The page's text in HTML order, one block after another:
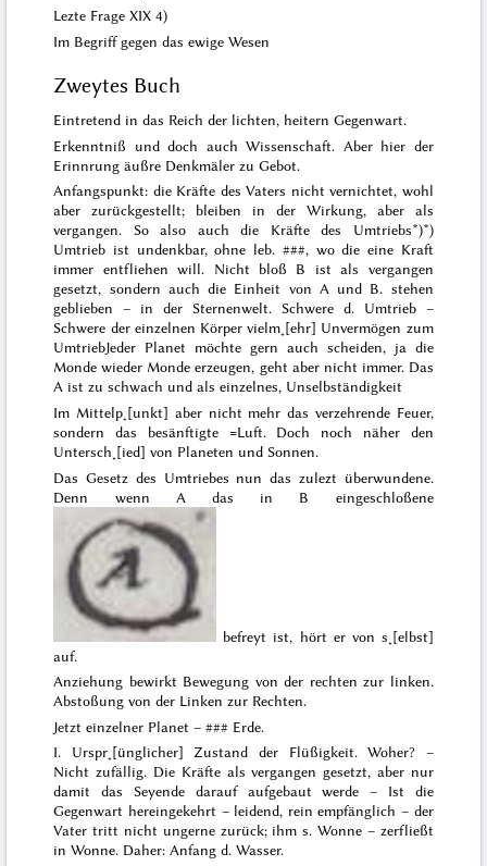
Lezte Frage XIX 4)
Im Begriff gegen das ewige Wesen
Zweytes Buch
Eintretend in das Reich der lichten, heitern Gegenwart.
Erkenntniß und doch auch Wissenschaft. Aber hier der
Erinnrung äußre Denkmäler zu Gebot.
Anfangspunkt: die Kräfte des Vaters nicht vernichtet, wohl
aber zurückgestellt; bleiben in der Wirkung, aber als
vergangen. So also auch die Kräfte des Umtriebs*)*)
Umtrieb ist undenkbar, ohne leb. ###, wo die eine Kraft
immer entfliehen will. Nicht bloß B ist als vergangen
gesetzt, sondern auch die Einheit von A und B. stehen
geblieben – in der Sternenwelt. Schwere d. Umtrieb –
Schwere der einzelnen Körper vielm˖[ehr] Unvermögen zum
UmtriebJeder Planet möchte gern auch scheiden, ja die
Monde wieder Monde erzeugen, geht aber nicht immer. Das
A ist zu schwach und als einzelnes, Unselbständigkeit
Im Mittelp˖[unkt] aber nicht mehr das verzehrende Feuer,
sondern das besänftigte =Luft. Doch noch näher den
Untersch˖[ied] von Planeten und Sonnen.
Das Gesetz des Umtriebes nun das zulezt überwundene.
Denn wenn A das in B eingeschloßene
befreyt ist, hört er von s˖[elbst]
auf.
Anziehung bewirkt Bewegung von der rechten zur linken.
Abstoßung von der Linken zur Rechten.
Jetzt einzelner Planet –### Erde.
I. Urspr˖[ünglicher] Zustand der Flüßigkeit. Woher? –
Nicht zufällig. Die Kräfte als vergangen gesetzt, aber nur
damit das Seyende darauf aufgebaut werde – Ist die
Gegenwart hereingekehrt – leidend, rein empfänglich – der
Vater tritt nicht ungerne zurück; ihm s. Wonne – zerfließt
in Wonne. Daher:Anfang d. Wasser.